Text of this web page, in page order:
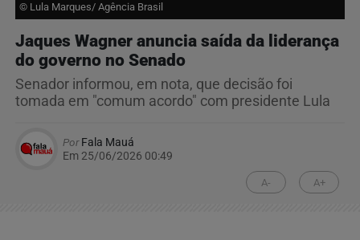
© Lula Marques/ Agência Brasil
Jaques Wagner anuncia saída da liderança
do governo no Senado
Senador informou, em nota, que decisão foi
tomada em "comum acordo" com presidente Lula
PorFala Mauá
Em 25/06/2026 00:49
A- A+